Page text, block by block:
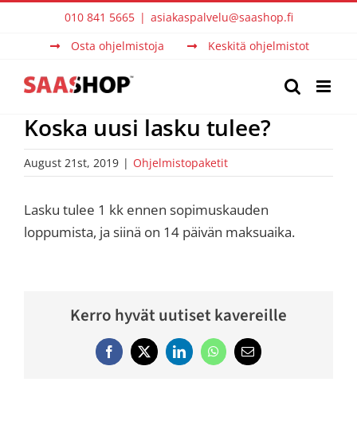
010 841 5665 | asiakaspalvelu@saashop.fi
Osta ohjelmistoja
Keskitä ohjelmistot
Koska uusi lasku tulee?
August 21st, 2019 | Ohjelmistopaketit
Lasku tulee 1 kk ennen sopimuskauden
loppumista, ja siinä on 14 päivän maksuaika.
Kerro hyvät uutiset kavereille
FacebookTwitterLinkedInWhatsApp
Email